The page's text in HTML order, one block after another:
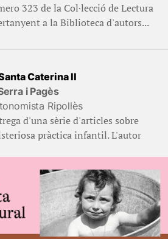
323 de la Col·lecció de Lectura
a la Biblioteca d'autors...
Caterina II
i Pagès
Ripollès
d'una sèrie d'articles sobre
pràctica infantil. L'autor